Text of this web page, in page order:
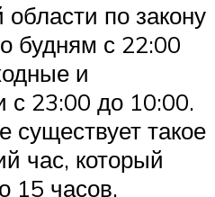
по закону
будням с 22:00
и
с 23:00 до 10:00.
существует такое
час, который
15 часов.